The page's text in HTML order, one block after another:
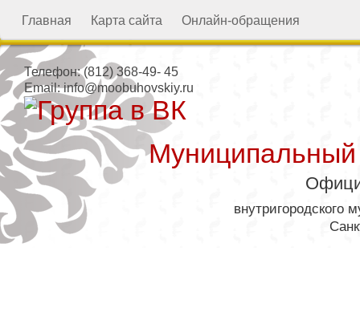
Главная Карта сайта Онлайн-обращения
Телефон:(812) 368-49- 45
Email:info@moobuhovskiy.ru
внутригородского